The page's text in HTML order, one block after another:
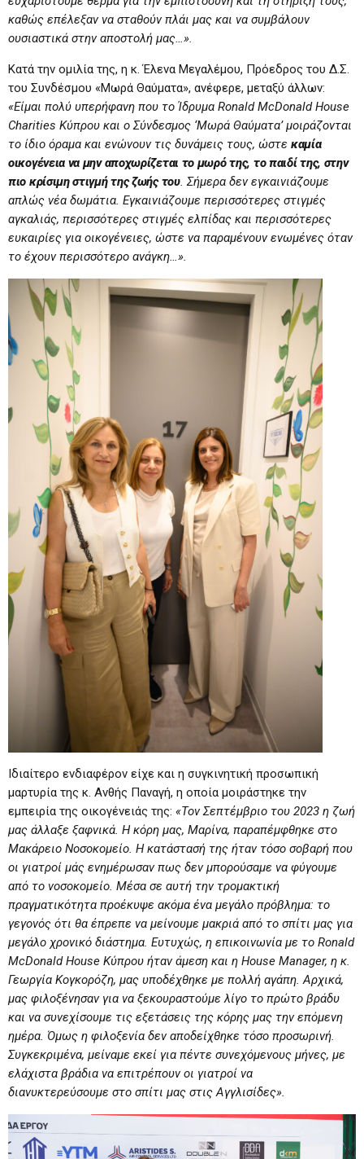
καθώς επέλεξαν να σταθούν πλάι μας και να συμβάλουν
ουσιαστικά στην αποστολή μας…».
Κατά την ομιλία της, η κ. Έλενα Μεγαλέμου, Πρόεδρος του Δ.Σ.
του Συνδέσμου «Μωρά Θαύματα», ανέφερε, μεταξύ άλλων:
«Είμαι πολύ υπερήφανη που το Ίδρυμα Ronald McDonald House
Charities Kύπρου και ο Σύνδεσμος ‘Μωρά Θαύματα’ μοιράζονται
το ίδιο όραμα και ενώνουν τις δυνάμεις τους, ώστε καμία
οικογένεια να μην αποχωρίζεται το μωρό της, το παιδί της, στην
πιο κρίσιμη στιγμή της ζωής του. Σήμερα δεν εγκαινιάζουμε
απλώς νέα δωμάτια. Εγκαινιάζουμε περισσότερες στιγμές
αγκαλιάς, περισσότερες στιγμές ελπίδας και περισσότερες
ευκαιρίες για οικογένειες, ώστε να παραμένουν ενωμένες όταν
το έχουν περισσότερο ανάγκη…».
Ιδιαίτερο ενδιαφέρον είχε και η συγκινητική προσωπική
μαρτυρία της κ. Ανθής Παναγή, η οποία μοιράστηκε την
εμπειρία της οικογένειάς της: «Τον Σεπτέμβριο του 2023 η ζωή
μας άλλαξε ξαφνικά. Η κόρη μας, Μαρίνα, παραπέμφθηκε στο
Μακάρειο Νοσοκομείο. Η κατάστασή της ήταν τόσο σοβαρή που
οι γιατροί μάς ενημέρωσαν πως δεν μπορούσαμε να φύγουμε
από το νοσοκομείο. Μέσα σε αυτή την τρομακτική
πραγματικότητα προέκυψε ακόμα ένα μεγάλο πρόβλημα: το
γεγονός ότι θα έπρεπε να μείνουμε μακριά από το σπίτι μας για
μεγάλο χρονικό διάστημα. Ευτυχώς, η επικοινωνία με το Ronald
McDonald House Κύπρου ήταν άμεση και η House Manager, η κ.
Γεωργία Κογκορόζη, μας υποδέχθηκε με πολλή αγάπη. Αρχικά,
μας φιλοξένησαν για να ξεκουραστούμε λίγο το πρώτο βράδυ
και να συνεχίσουμε τις εξετάσεις της κόρης μας την επόμενη
ημέρα. Όμως η φιλοξενία δεν αποδείχθηκε τόσο προσωρινή.
Συγκεκριμένα, μείναμε εκεί για πέντε συνεχόμενους μήνες, με
ελάχιστα βράδια να επιτρέπουν οι γιατροί να
διανυκτερεύσουμε στο σπίτι μας στις Αγγλισίδες».